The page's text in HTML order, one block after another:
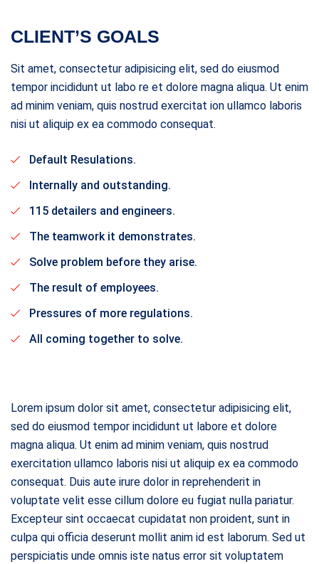
CLIENT’S GOALS
Sit amet, consectetur adipisicing elit, sed do eiusmod
tempor incididunt ut labo re et dolore magna aliqua. Ut enim
ad minim veniam, quis nostrud exercitat ion ullamco laboris
nisi ut aliquip ex ea commodo consequat.
Default Resulations.
Internally and outstanding.
115 detailers and engineers.
The teamwork it demonstrates.
Solve problem before they arise.
The result of employees.
Pressures of more regulations.
All coming together to solve.
Lorem ipsum dolor sit amet, consectetur adipisicing elit,
sed do eiusmod tempor incididunt ut labore et dolore
magna aliqua. Ut enim ad minim veniam, quis nostrud
exercitation ullamco laboris nisi ut aliquip ex ea commodo
consequat. Duis aute irure dolor in reprehenderit in
voluptate velit esse cillum dolore eu fugiat nulla pariatur.
Excepteur sint occaecat cupidatat non proident, sunt in
culpa qui officia deserunt mollit anim id est laborum. Sed ut
perspiciatis unde omnis iste natus error sit voluptatem